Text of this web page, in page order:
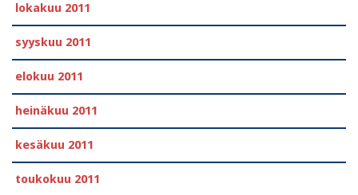
lokakuu 2011
syyskuu 2011
elokuu 2011
heinäkuu 2011
kesäkuu 2011
toukokuu 2011